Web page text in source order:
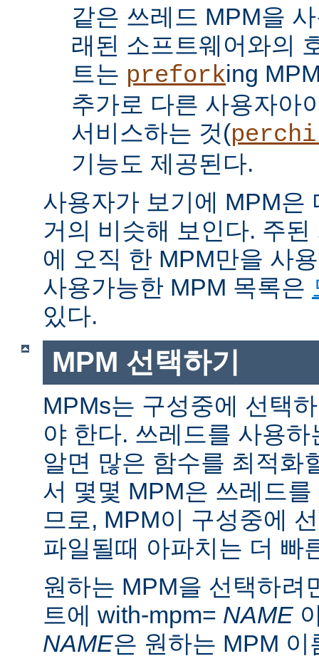
같은 쓰레드 MPM을
래된 소프트웨어와의
트는 preforking
추가로 다른 사용자아
서비스하는 것(
기능도 제공된다.
사용자가 보기에 MPM은
거의 비슷해 보인다. 주
에 오직 한 MPM만을 사
사용가능한 MPM 목록은
있다.
MPM 선택하기
MPMs는 구성중에 선택
야 한다. 쓰레드를 사용
알면 많은 함수를 최적화
서 몇몇 MPM은 쓰레드
므로, MPM이 구성중에
파일될때 아파치는 더 빠
원하는 MPM을 선택하려
트에 with-mpm= NAME
NAME은 원하는 MPM 이